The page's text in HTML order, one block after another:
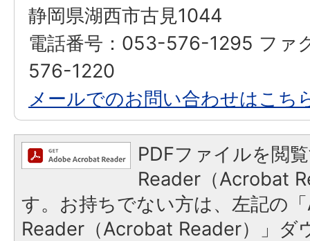
静岡県湖西市古見1044
電話番号：053-576-1295 ファ
576-1220
メールでのお問い合わせはこち
PDFファイルを閲
Reader（Acrobat
す。お持ちでない方は、左記の
Reader（Acrobat Reader）」ダ